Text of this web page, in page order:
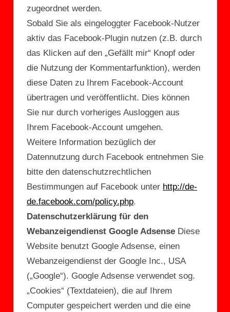
zugeordnet werden.
Sobald Sie als eingeloggter Facebook-Nutzer
aktiv das Facebook-Plugin nutzen (z.B. durch
das Klicken auf den „Gefällt mir“ Knopf oder
die Nutzung der Kommentarfunktion), werden
diese Daten zu Ihrem Facebook-Account
übertragen und veröffentlicht. Dies können
Sie nur durch vorheriges Ausloggen aus
Ihrem Facebook-Account umgehen.
Weitere Information bezüglich der
Datennutzung durch Facebook entnehmen Sie
bitte den datenschutzrechtlichen
Bestimmungen auf Facebook unter http://de-
de.facebook.com/policy.php.
Datenschutzerklärung für den
Webanzeigendienst Google Adsense Diese
Website benutzt Google Adsense, einen
Webanzeigendienst der Google Inc., USA
(„Google“). Google Adsense verwendet sog.
„Cookies“ (Textdateien), die auf Ihrem
Computer gespeichert werden und die eine